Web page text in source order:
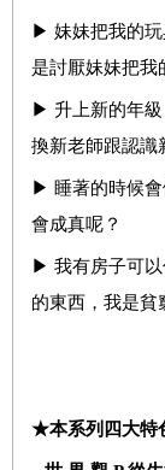
▶ 妹妹把我的玩
是討厭妹妹把我
▶ 升上新的年
換新老師跟認識
▶ 睡著的時候
會成真呢？
▶ 我有房子可
的東西，我是貧
★本系列四大